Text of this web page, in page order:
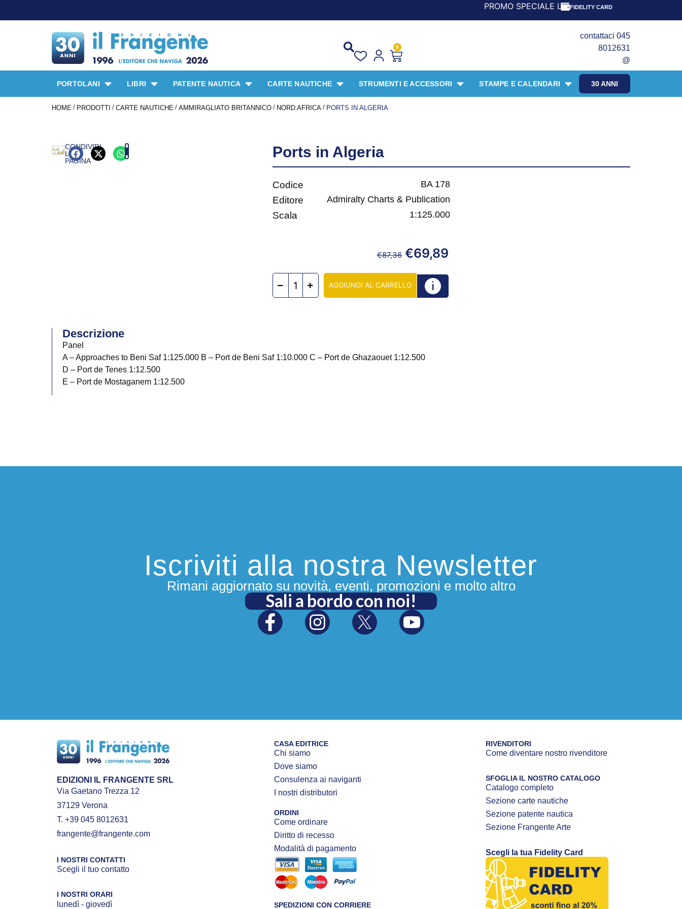
PROMO SPECIALE LIBRI PER I 30 ANNI DEL
FIDELITY CARD
0
contattaci 045
8012631
@
30 ANNI
PORTOLANI LIBRI PATENTE NAUTICA CARTE NAUTICHE STRUMENTI E ACCESSORI STAMPE E CALENDARI
HOME / PRODOTTI / CARTE NAUTICHE / AMMIRAGLIATO BRITANNICO / NORD AFRICA / PORTS IN ALGERIA
CONDIVIDI
LA
PAGINA
Ports in Algeria
Codice BA 178
Editore Admiralty Charts & Publication
Scala 1:125.000
€87,36 €69,89
AGGIUNGI AL CARRELLO
Descrizione
Panel
A – Approaches to Beni Saf 1:125.000 B – Port de Beni Saf 1:10.000 C – Port de Ghazaouet 1:12.500
D – Port de Tenes 1:12.500
E – Port de Mostaganem 1:12.500
Iscriviti alla nostra Newsletter
Rimani aggiornato su novità, eventi, promozioni e molto altro
Sali a bordo con noi!
EDIZIONI IL FRANGENTE SRL
Via Gaetano Trezza 12
37129 Verona
T. +39 045 8012631
frangente@frangente.com
I NOSTRI CONTATTI
Scegli il tuo contatto
I NOSTRI ORARI
lunedì - giovedì
CASA EDITRICE
Chi siamo
Dove siamo
Consulenza ai naviganti
I nostri distributori
ORDINI
Come ordinare
Diritto di recesso
Modalità di pagamento
SPEDIZIONI CON CORRIERE
RIVENDITORI
Come diventare nostro rivenditore
SFOGLIA IL NOSTRO CATALOGO
Catalogo completo
Sezione carte nautiche
Sezione patente nautica
Sezione Frangente Arte
Scegli la tua Fidelity Card